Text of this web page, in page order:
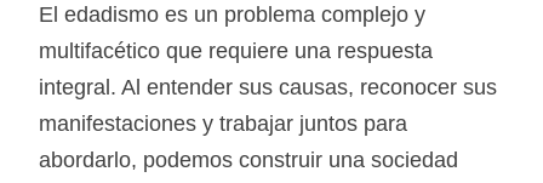
El edadismo es un problema complejo y
multifacético que requiere una respuesta
integral. Al entender sus causas, reconocer sus
manifestaciones y trabajar juntos para
abordarlo, podemos construir una sociedad